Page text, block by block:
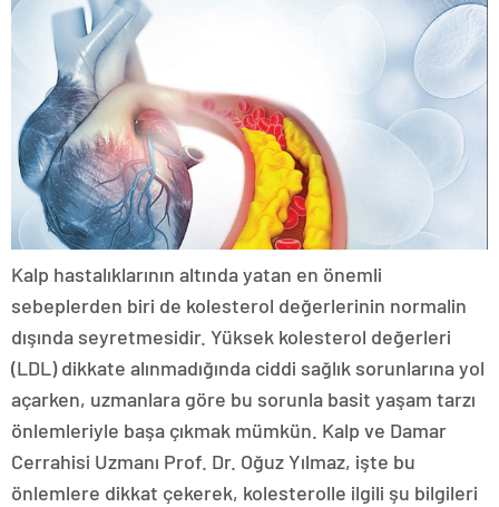
Kalp hastalıklarının altında yatan en önemli
sebeplerden biri de kolesterol değerlerinin normalin
dışında seyretmesidir. Yüksek kolesterol değerleri
(LDL) dikkate alınmadığında ciddi sağlık sorunlarına yol
açarken, uzmanlara göre bu sorunla basit yaşam tarzı
önlemleriyle başa çıkmak mümkün. Kalp ve Damar
Cerrahisi Uzmanı Prof. Dr. Oğuz Yılmaz, işte bu
önlemlere dikkat çekerek, kolesterolle ilgili şu bilgileri